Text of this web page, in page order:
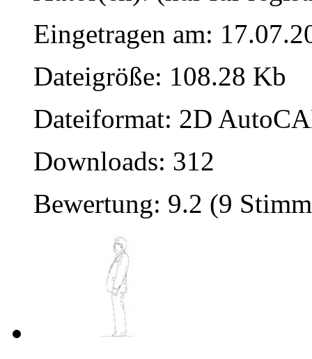
Eingetragen am:
Dateigröße: 108.28 Kb
Dateiformat: 2D
Downloads: 312
Bewertung: 9.2 (9